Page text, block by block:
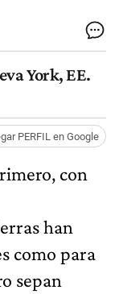
York, EE.
PERFIL en Google
con
han
como para
sepan